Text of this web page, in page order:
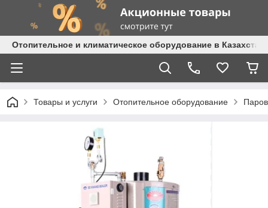
Отопительное и климатическое оборудование в
Товары и услуги Отопительное оборудование